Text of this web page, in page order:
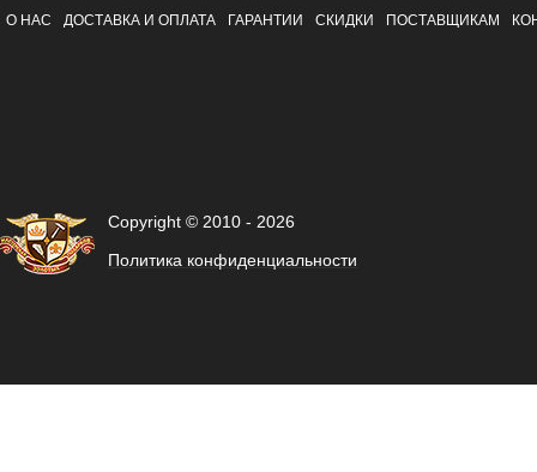
О НАС ДОСТАВКА И ОПЛАТА ГАРАНТИИ СКИДКИ ПОСТАВЩИКАМ
Copyright © 2010 - 2026
Политика конфиденциальности